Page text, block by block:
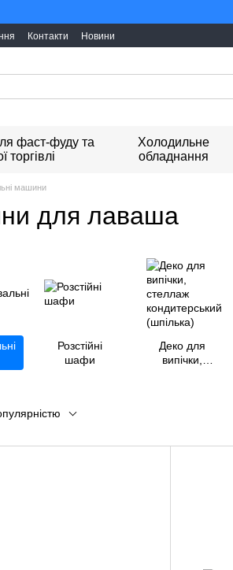
Контакти Новини
фаст-фуду та
торгівлі
Холодильне
обладнання
машини
для лаваша
Розстійні
шафи
Деко для
випічки,